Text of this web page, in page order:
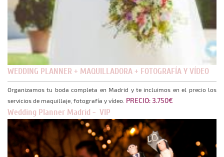
WEDDING PLANNER + MAQUILLADORA + FOTOGRAFÍA Y VÍDEO
Organizamos tu boda completa en Madrid y te incluimos en el precio los
servicios de maquillaje, fotografía y vídeo. PRECIO: 3.750€
Wedding Planner Madrid - VIP